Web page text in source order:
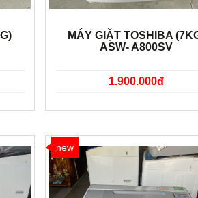
MÁY GIẶT TOSHIBA
ASW- A800SV
1.900.000đ
new